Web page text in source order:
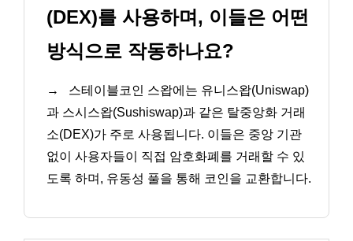
(DEX)를 사용하며, 이들은 어떤
방식으로 작동하나요?
→
스테이블코인 스왑에는 유니스왑(Uniswap)
과 스시스왑(Sushiswap)과 같은 탈중앙화 거래
소(DEX)가 주로 사용됩니다. 이들은 중앙 기관
없이 사용자들이 직접 암호화폐를 거래할 수 있
도록 하며, 유동성 풀을 통해 코인을 교환합니다.